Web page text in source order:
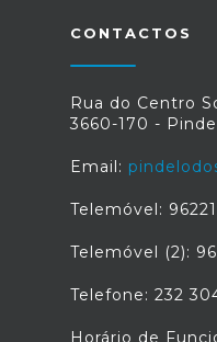
CONTACTOS
Rua do Centro
3660-170 -
Email:
Telemóvel:
Telemóvel (2):
Telefone: 232
Horário de